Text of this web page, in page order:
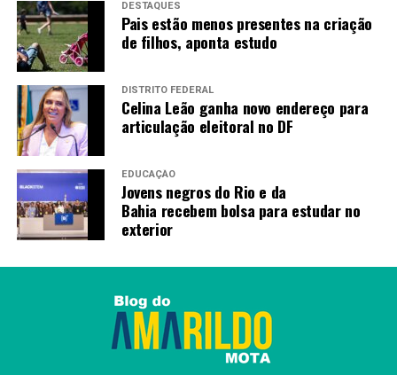
DESTAQUES
Pais estão menos presentes na criação
de filhos, aponta estudo
DISTRITO FEDERAL
Celina Leão ganha novo endereço para
articulação eleitoral no DF
EDUCAÇÃO
Jovens negros do Rio e da
Bahia recebem bolsa para estudar no
exterior